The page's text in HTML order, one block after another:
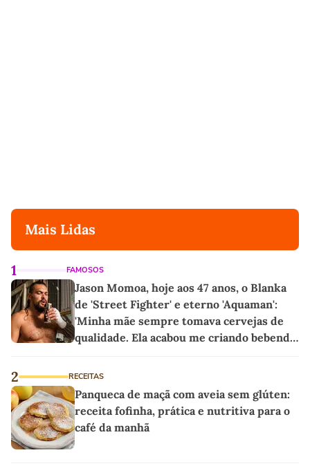
Mais Lidas
1 FAMOSOS
Jason Momoa, hoje aos 47 anos, o Blanka
de 'Street Fighter' e eterno 'Aquaman':
'Minha mãe sempre tomava cervejas de
qualidade. Ela acabou me criando bebendo
2 RECEITAS
Panqueca de maçã com aveia sem glúten:
receita fofinha, prática e nutritiva para o
café da manhã